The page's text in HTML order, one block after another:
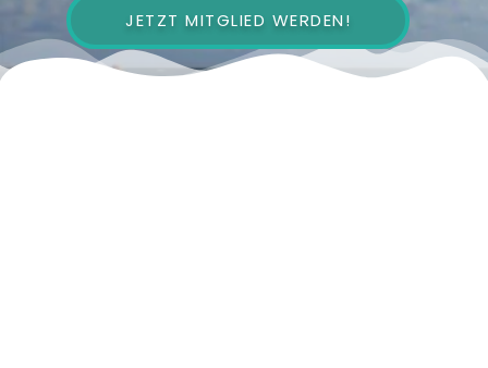
JETZT MITGLIED WERDEN!